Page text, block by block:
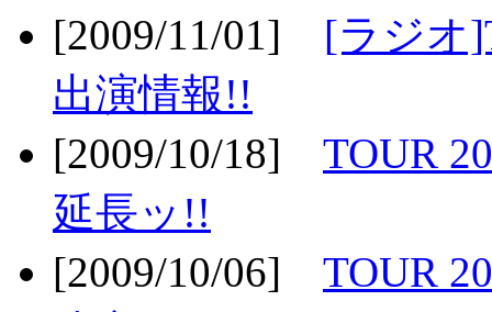
[2009/11/01] [ラジオ
出演情報!!
[2009/10/18] TOUR
延長ッ!!
[2009/10/06] TOUR